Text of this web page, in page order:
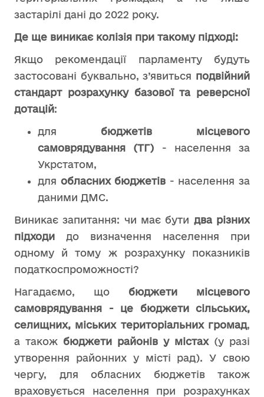
застарілі дані до 2022 року.
Де ще виникає колізія при такому підході:
Якщо рекомендації парламенту будуть
застосовані буквально, з’явиться подвійний
стандарт розрахунку базової та реверсної
дотацій:
для бюджетів місцевого
самоврядування (ТГ) - населення за
Укрстатом,
для обласних бюджетів - населення за
даними ДМС.
Виникає запитання: чи має бути два різних
підходи до визначення населення при
одному й тому ж розрахунку показників
податкоспроможності?
Нагадаємо, що бюджети місцевого
самоврядування - це бюджети сільських,
селищних, міських територіальних громад,
а також бюджети районів у містах(у разі
утворення районних у місті рад). У свою
чергу, для обласних бюджетів також
враховується населення при розрахунках